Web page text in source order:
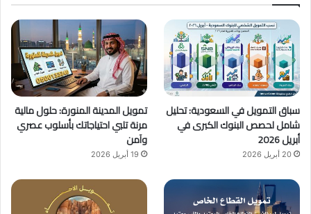
و
ك
T
u
b
e
ق
ر
ا
م
سباق التمويل في السعودية: تحليل
شامل لحصص البنوك الكبرى في
أبريل 2026
20 أبريل 2026
تمويل المدينة المنورة: حلول مالية
مرنة تلبي احتياجاتك بأسلوب عصري
وآمن
19 أبريل 2026